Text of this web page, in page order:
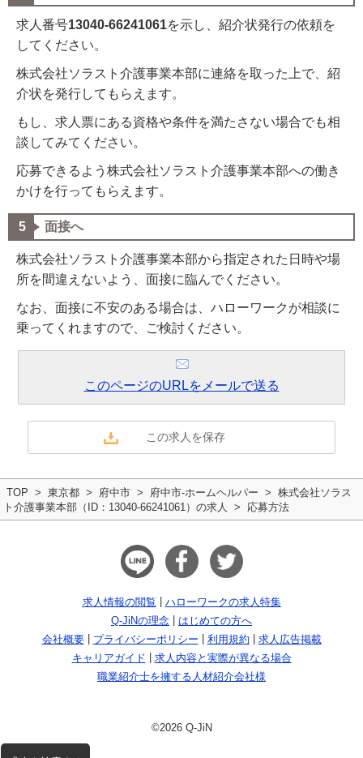
求人番号13040-66241061を示し、紹介状発行の依頼を
してください。
株式会社ソラスト介護事業本部に連絡を取った上で、紹
介状を発行してもらえます。
もし、求人票にある資格や条件を満たさない場合でも相
談してみてください。
応募できるよう株式会社ソラスト介護事業本部への働き
かけを行ってもらえます。
面接へ
株式会社ソラスト介護事業本部から指定された日時や場
所を間違えないよう、面接に臨んでください。
なお、面接に不安のある場合は、ハローワークが相談に
乗ってくれますので、ご検討ください。
このページのURLをメールで送る
TOP 東京都 府中市 府中市-ホームヘルパー
株式会社ソラス
ト介護事業本部（ID：13040-66241061）の求人
応募方法
求人情報の閲覧
ハローワークの求人特集
Q-JiNの理念
はじめての方へ
会社概要
プライバシーポリシー 利用規約
求人広告掲載
キャリアガイド
求人内容と実際が異なる場合
職業紹介士を擁する人材紹介会社様
©2026 Q-JiN